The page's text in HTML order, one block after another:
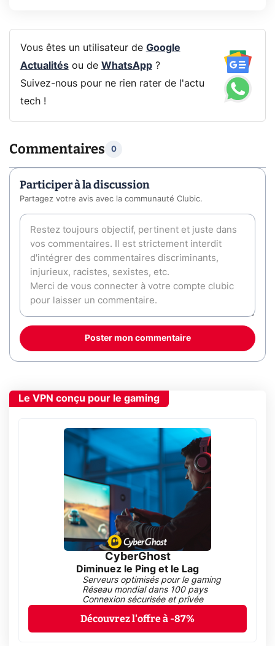
Vous êtes un utilisateur de Google
Actualitésou de WhatsApp?
Suivez-nous pour ne rien rater de l'actu
tech !
Commentaires 0
Participer à la discussion
Partagez votre avis avec la communauté Clubic.
Poster mon commentaire
Le VPN conçu pour le gaming
CyberGhost
Diminuez le Ping et le Lag
Serveurs optimisés pour le gaming
Réseau mondial dans 100 pays
Connexion sécurisée et privée
Découvrez l'offre à -87%